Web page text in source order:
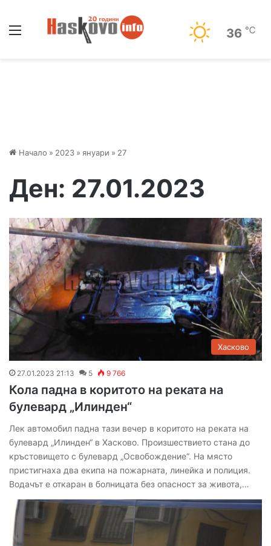
36 ℃
Начало » 2023 » януари » 27
Ден: 27.01.2023
Хасково
27.01.2023 21:13 5 9 766
Кола падна в коритото на реката на
булевард „Илинден“
Лек автомобил падна тази вечер в коритото на реката на
булевард „Илинден“ в Хасково. Произшествието стана до
кръстовището с булевард „Освобождение“. На място
пристигнаха два екипа на пожарната, линейка и полиция.
Водачът е откаран в болницата без опасност за живота,…